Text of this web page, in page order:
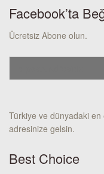
Facebook’ta
Ücretsiz Abone olun.
Türkiye ve dünyadaki
adresinize gelsin.
Best Choice